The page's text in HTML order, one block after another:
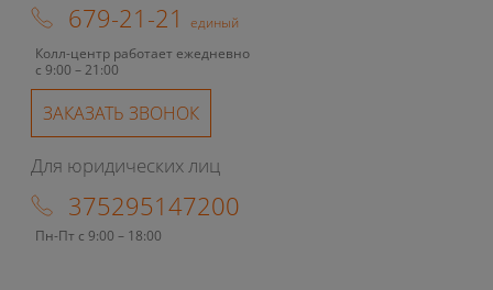
679-21-21
единый
Колл-центр работает ежедневно
с 9:00 – 21:00
ЗАКАЗАТЬ ЗВОНОК
Для юридических лиц
375295147200
Пн-Пт с 9:00 – 18:00